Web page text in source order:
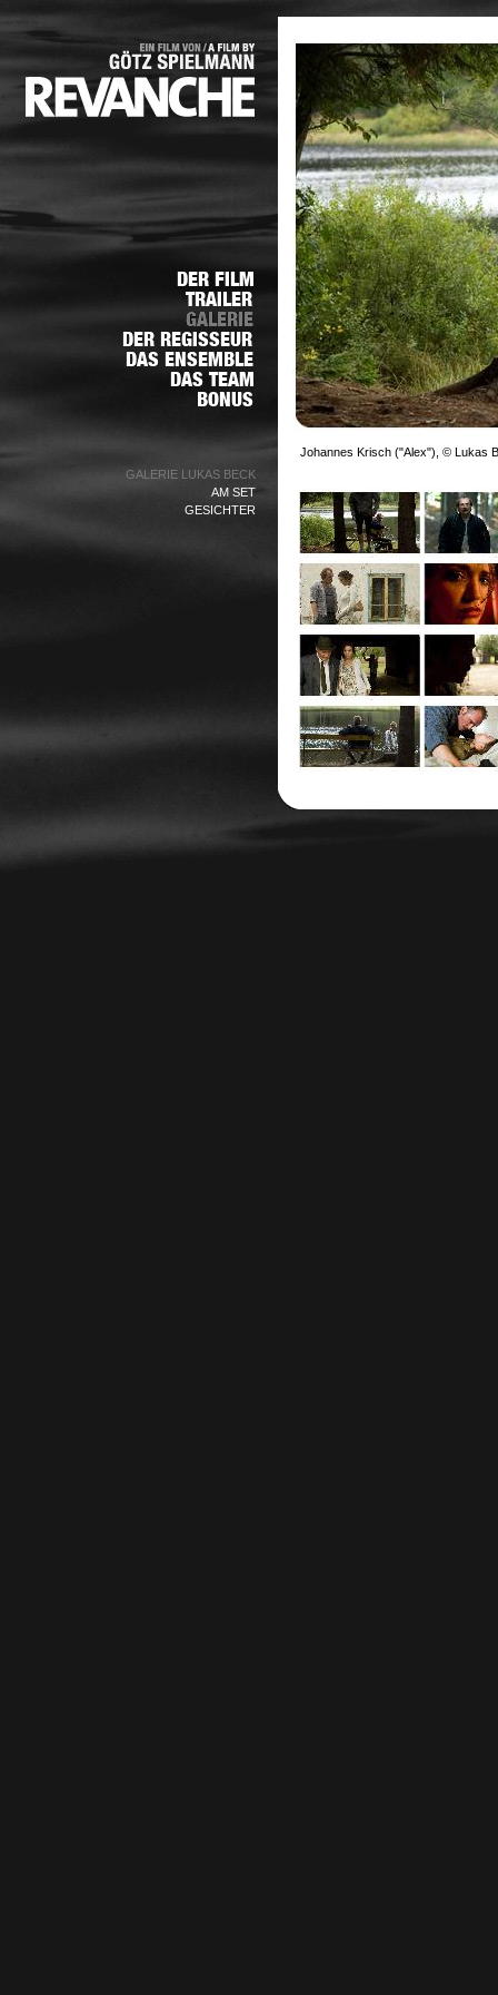
GALERIE LUKAS BECK
AM SET
GESICHTER
Johannes Krisch ("Alex"), © Lukas